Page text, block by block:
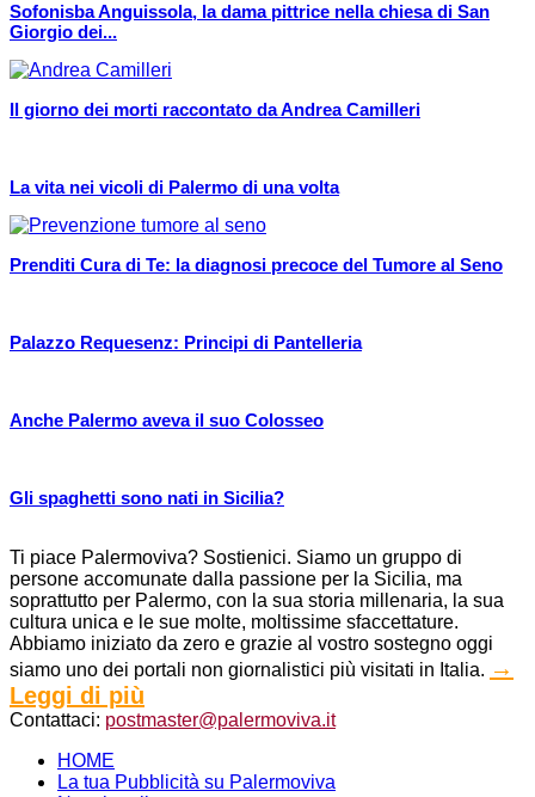
Sofonisba Anguissola, la dama pittrice nella chiesa di San
Giorgio dei...
Il giorno dei morti raccontato da Andrea Camilleri
La vita nei vicoli di Palermo di una volta
Prenditi Cura di Te: la diagnosi precoce del Tumore al Seno
Palazzo Requesenz: Principi di Pantelleria
Anche Palermo aveva il suo Colosseo
Gli spaghetti sono nati in Sicilia?
Ti piace Palermoviva? Sostienici. Siamo un gruppo di
persone accomunate dalla passione per la Sicilia, ma
soprattutto per Palermo, con la sua storia millenaria, la sua
cultura unica e le sue molte, moltissime sfaccettature.
Abbiamo iniziato da zero e grazie al vostro sostegno oggi
siamo uno dei portali non giornalistici più visitati in Italia. →
Leggi di più
Contattaci: postmaster@palermoviva.it
HOME
La tua Pubblicità su Palermoviva